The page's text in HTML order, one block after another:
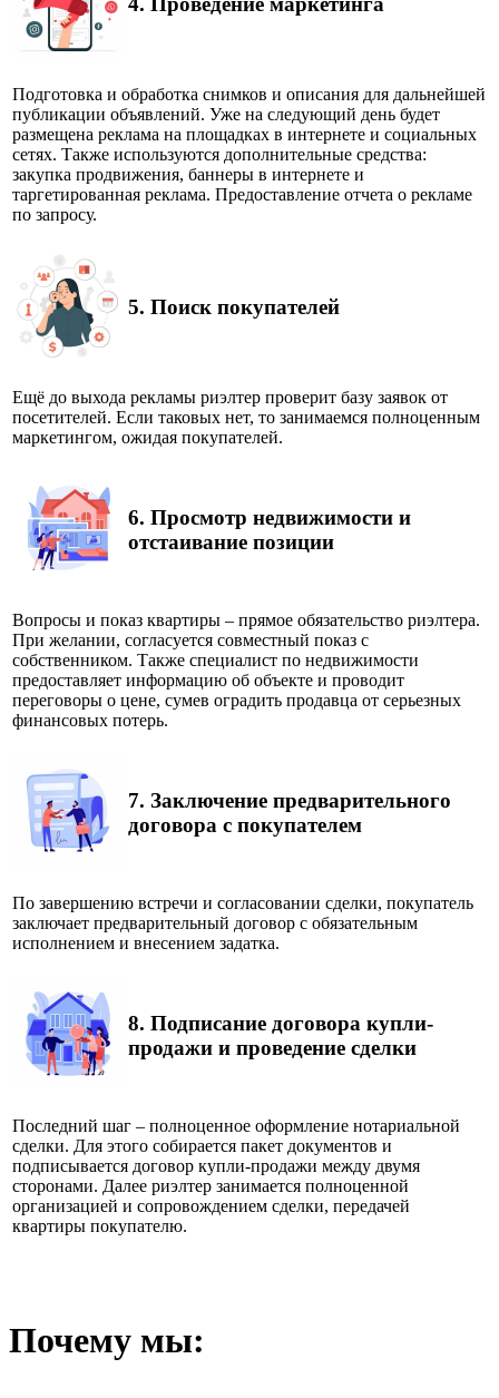
Подготовка и обработка снимков и описания для дальнейшей
публикации объявлений. Уже на следующий день будет
размещена реклама на площадках в интернете и социальных
сетях. Также используются дополнительные средства:
закупка продвижения, баннеры в интернете и
таргетированная реклама. Предоставление отчета о рекламе
по запросу.
5. Поиск покупателей
Ещё до выхода рекламы риэлтер проверит базу заявок от
посетителей. Если таковых нет, то занимаемся полноценным
маркетингом, ожидая покупателей.
6. Просмотр недвижимости и
отстаивание позиции
Вопросы и показ квартиры – прямое обязательство риэлтера.
При желании, согласуется совместный показ с
собственником. Также специалист по недвижимости
предоставляет информацию об объекте и проводит
переговоры о цене, сумев оградить продавца от серьезных
финансовых потерь.
7. Заключение предварительного
договора с покупателем
По завершению встречи и согласовании сделки, покупатель
заключает предварительный договор с обязательным
исполнением и внесением задатка.
8. Подписание договора купли-
продажи и проведение сделки
Последний шаг – полноценное оформление нотариальной
сделки. Для этого собирается пакет документов и
подписывается договор купли-продажи между двумя
сторонами. Далее риэлтер занимается полноценной
организацией и сопровождением сделки, передачей
квартиры покупателю.
Почему мы: